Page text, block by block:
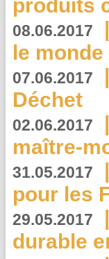
produits
08.06.2017 |
le
07.06.2017 |
Déchet
02.06.2017 |
maître-
31.05.2017 |
pour les
29.05.2017 |
durable